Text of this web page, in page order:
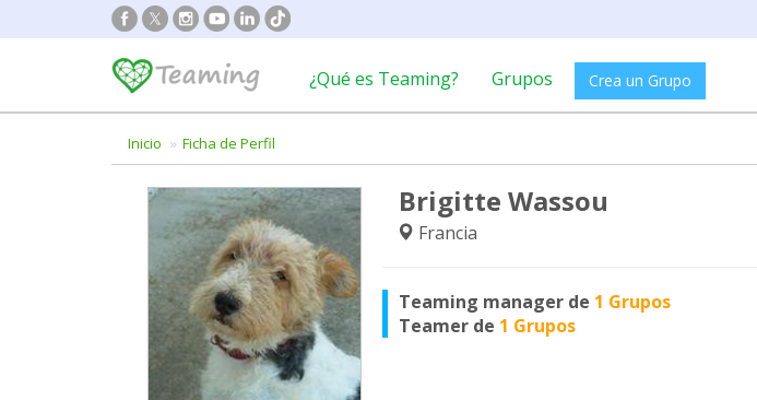
¿Qué es Teaming? Grupos Crea un Grupo
Inicio Ficha de Perfil
Brigitte Wassou
Francia
Teaming manager de 1 Grupos
Teamer de 1 Grupos